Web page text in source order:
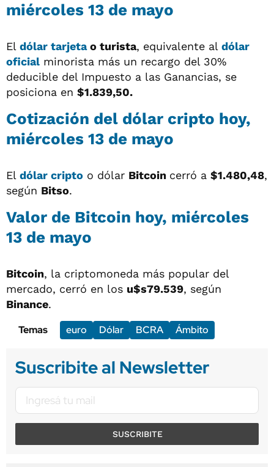
miércoles 13 de mayo
El dólar tarjetao turista, equivalente al dólar
oficial minorista más un recargo del 30%
deducible del Impuesto a las Ganancias, se
posiciona en $1.839,50.
Cotización del dólar cripto hoy,
miércoles 13 de mayo
El dólar cripto o dólar Bitcoin cerró a $1.480,48,
según Bitso.
Valor de Bitcoin hoy, miércoles
13 de mayo
Bitcoin, la criptomoneda más popular del
mercado, cerró en los u$s79.539, según
Binance.
Temas
euro Dólar BCRA Ámbito
Suscribite al Newsletter
SUSCRIBITE